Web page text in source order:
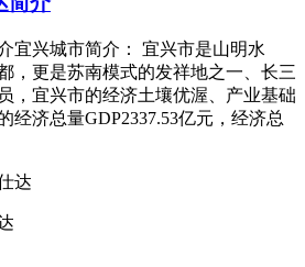
宜兴城市简介： 宜兴市是山明水
，更是苏南模式的发祥地之一、长三
，宜兴市的经济土壤优渥、产业基础
经济总量GDP2337.53亿元，经济总